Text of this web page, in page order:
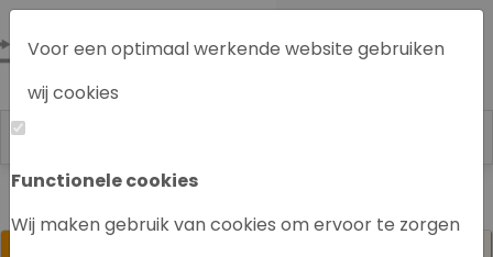
Voor een optimaal werkende website gebruiken
wij cookies
Functionele cookies
Wij maken gebruik van cookies om ervoor te zorgen
Labrecycling Over ons